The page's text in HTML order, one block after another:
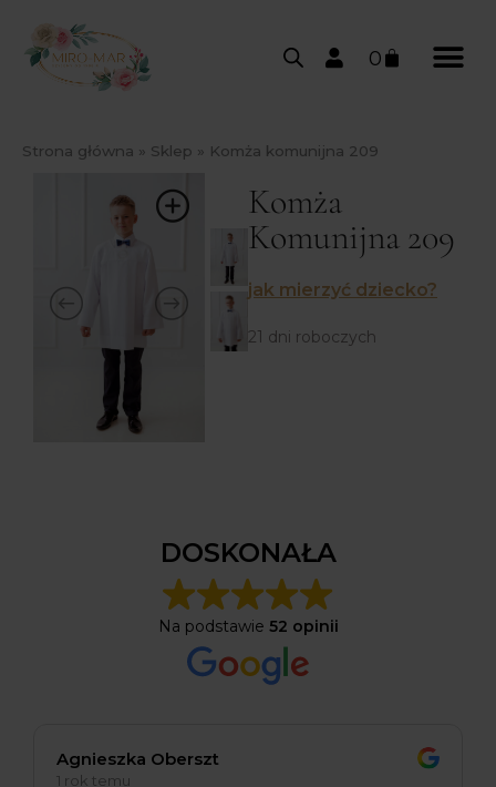
0
Strona główna » Sklep » Komża komunijna 209
Komża
Komunijna 209
jak mierzyć dziecko?
21 dni roboczych
DOSKONAŁA
Na podstawie 52 opinii
Agnieszka Oberszt
1 rok temu